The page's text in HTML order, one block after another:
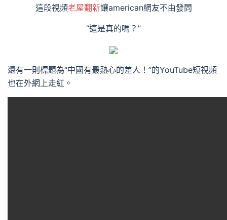
這段視頻老屋翻新讓american網友不由發問
“這是真的嗎？”
還有一則標題為“中國有最熱心的差人！”的YouTube短視頻
也在外網上走紅。